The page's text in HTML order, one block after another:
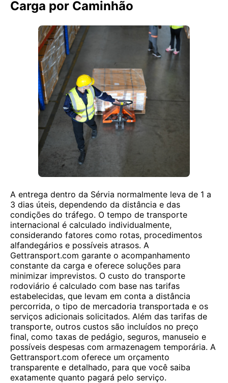
Carga por Caminhão
A entrega dentro da Sérvia normalmente leva de 1 a
3 dias úteis, dependendo da distância e das
condições do tráfego. O tempo de transporte
internacional é calculado individualmente,
considerando fatores como rotas, procedimentos
alfandegários e possíveis atrasos. A
Gettransport.com garante o acompanhamento
constante da carga e oferece soluções para
minimizar imprevistos. O custo do transporte
rodoviário é calculado com base nas tarifas
estabelecidas, que levam em conta a distância
percorrida, o tipo de mercadoria transportada e os
serviços adicionais solicitados. Além das tarifas de
transporte, outros custos são incluídos no preço
final, como taxas de pedágio, seguros, manuseio e
possíveis despesas com armazenagem temporária. A
Gettransport.com oferece um orçamento
transparente e detalhado, para que você saiba
exatamente quanto pagará pelo serviço.